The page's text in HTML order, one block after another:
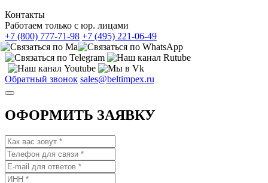
Контакты
Работаем только с юр. лицами
+7 (800) 777-71-98 +7 (495) 221-06-49
Обратный звонок sales@beltimpex.ru
ОФОРМИТЬ ЗАЯВКУ